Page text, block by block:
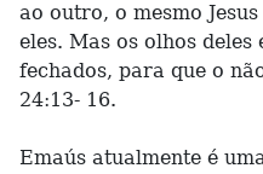
ao outro, o mesmo
eles. Mas os olhos deles
fechados, para que o
24:13- 16.
Emaús atualmente é